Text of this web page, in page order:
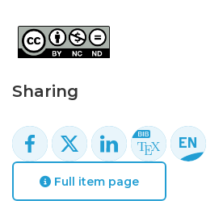
Sharing
Full item page